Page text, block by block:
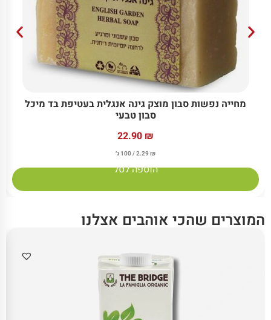
מחייה נפשות סבון מוצק גינה אנגלית בעטיפת בד מיכל
סבון טבעי
22.90 ₪
2.29 ₪ / 100 ג׳
הוספה לסל
המוצרים שהכי אוהבים אצלנו